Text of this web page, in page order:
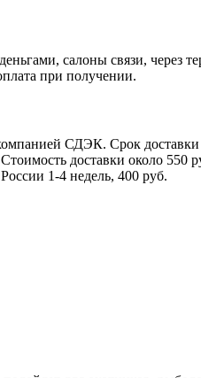
салоны связи, через
при получении.
СДЭК. Срок
доставки около 550
1-4 недель, 400 руб.